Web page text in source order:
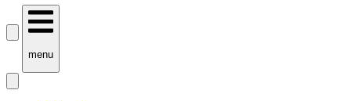
menu